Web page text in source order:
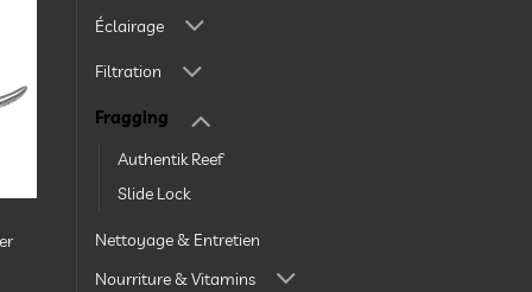
Éclairage
Filtration
Fragging
Authentik Reef
Slide Lock
Nettoyage & Entretien
Nourriture & Vitamins